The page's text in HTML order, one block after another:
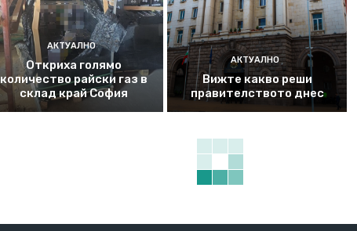
АКТУАЛНО
Откриха голямо
количество райски газ в
склад край София
АКТУАЛНО
Вижте какво реши
правителството днес